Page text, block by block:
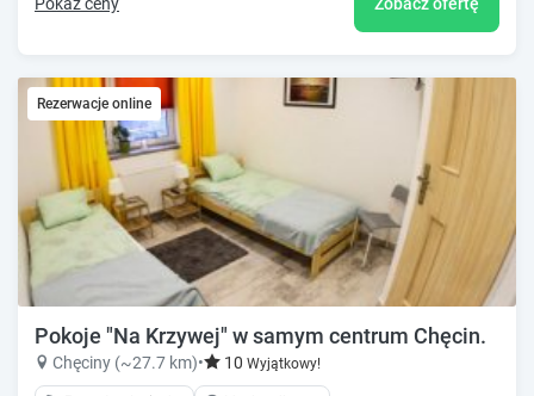
Pokaż ceny Zobacz ofertę
Rezerwacje online
Pokoje "Na Krzywej" w samym centrum Chęcin.
Chęciny (~27.7 km)• 10 Wyjątkowy!